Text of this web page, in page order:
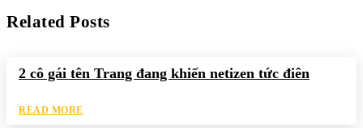
Related Posts
2 cô gái tên Trang đang khiến netizen tức điên
READ MORE